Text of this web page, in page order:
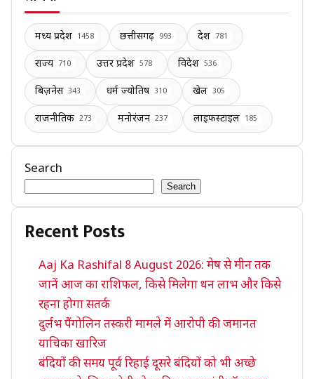
मध्य प्रदेश 1458 छत्तीसगढ़ 993 देश 781
राज्य 710 उत्तर प्रदेश 578 विदेश 536
बिज़नेस 343 धर्म ज्योतिष 310 खेल 305
राजनीतिक 273 मनोरंजन 237 लाइफस्टाइल 185
Search
Search
Recent Posts
Aaj Ka Rashifal 8 August 2026: मेष से मीन तक
जानें आज का राशिफल, किसे मिलेगा धन लाभ और किसे
रहना होगा सतर्क
दुर्लभ पैंगोलिन तस्करी मामले में आरोपी की जमानत
याचिका खारिज
बंदियों की समय पूर्व रिहाई दूसरे बंदियों को भी अच्छे